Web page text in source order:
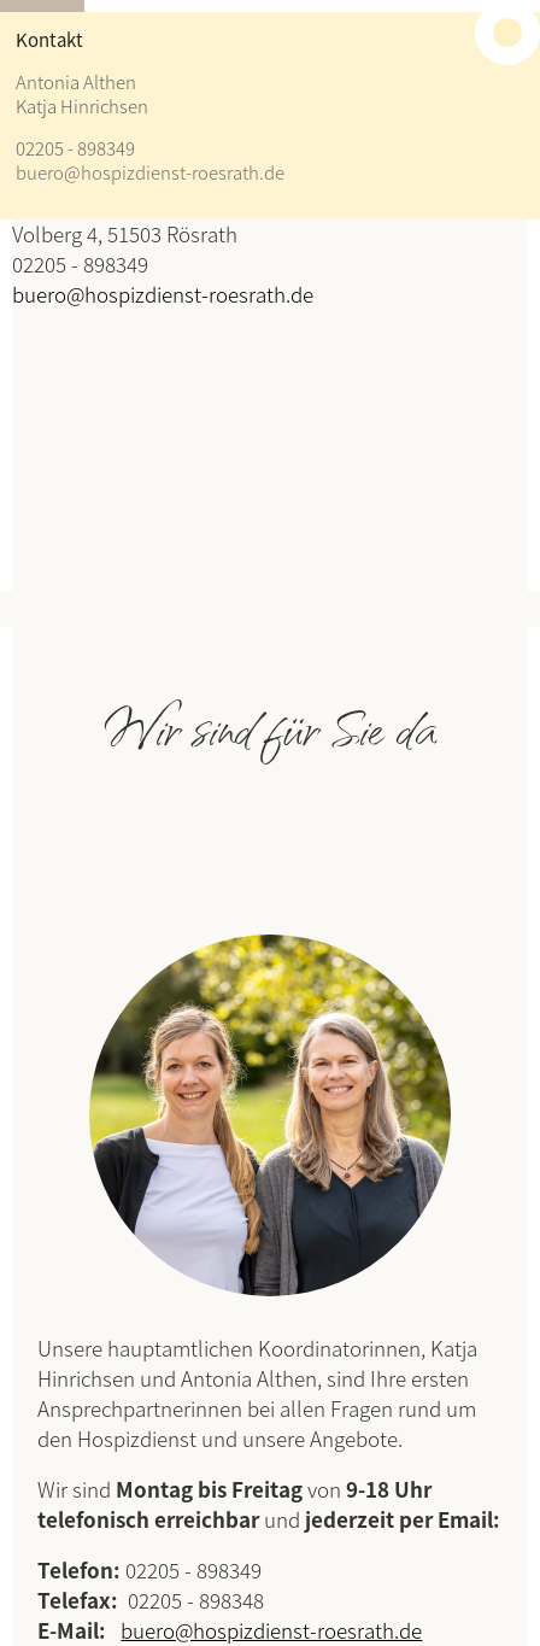
Kontakt
Antonia Althen
Katja Hinrichsen
02205 - 898349
buero@hospizdienst-roesrath.de
Kontakt
Antonia Althen
Katja Hinrichsen
Volberg 4, 51503 Rösrath
02205 - 898349
buero@hospizdienst-roesrath.de
Wir sind für Sie da
Unsere hauptamtlichen Koordinatorinnen, Katja
Hinrichsen und Antonia Althen, sind Ihre ersten
Ansprechpartnerinnen bei allen Fragen rund um
den Hospizdienst und unsere Angebote.
Wir sind Montag bis Freitagvon9-18 Uhr
telefonisch erreichbarund jederzeit per Email:
Telefon: 02205 - 898349
Telefax: 02205 - 898348
E-Mail: buero@hospizdienst-roesrath.de
≡